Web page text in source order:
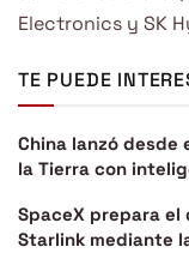
Electronics y SK
TE PUEDE
China lanzó desde
la Tierra con
SpaceX prepara
Starlink mediante